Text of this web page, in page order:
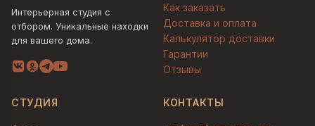
Интерьерная студия с
отбором. Уникальные находки
для вашего дома.
Как заказать
Доставка и оплата
Калькулятор доставки
Гарантии
Отзывы
СТУДИЯ КОНТАКТЫ